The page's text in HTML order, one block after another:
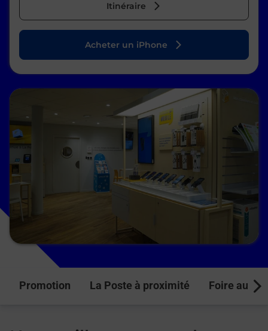
Itinéraire
Acheter un iPhone
Promotion La Poste à proximité Foire aux